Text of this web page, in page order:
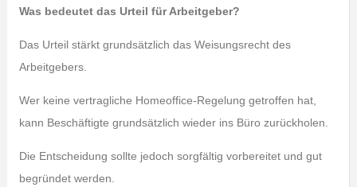
Was bedeutet das Urteil für Arbeitgeber?
Das Urteil stärkt grundsätzlich das Weisungsrecht des
Arbeitgebers.
Wer keine vertragliche Homeoffice-Regelung getroffen hat,
kann Beschäftigte grundsätzlich wieder ins Büro zurückholen.
Die Entscheidung sollte jedoch sorgfältig vorbereitet und gut
begründet werden.